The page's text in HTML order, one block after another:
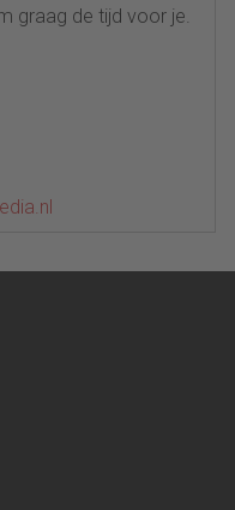
graag de tijd voor je.